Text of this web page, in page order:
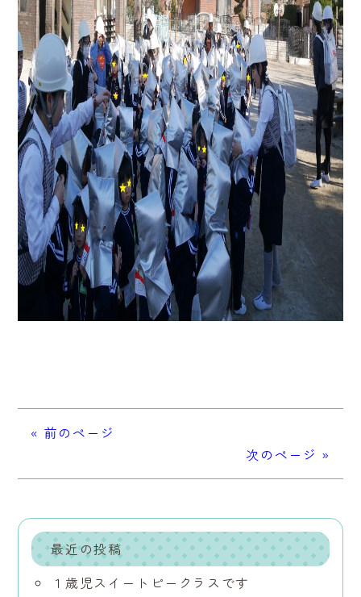
最近の投稿
１歳児スイートピークラスです
« 前のページ
次のページ »